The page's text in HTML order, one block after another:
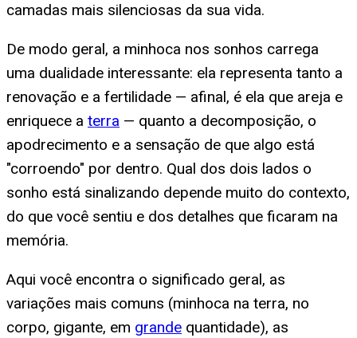
camadas mais silenciosas da sua vida.
De modo geral, a minhoca nos sonhos carrega
uma dualidade interessante: ela representa tanto a
renovação e a fertilidade — afinal, é ela que areja e
enriquece a terra — quanto a decomposição, o
apodrecimento e a sensação de que algo está
"corroendo" por dentro. Qual dos dois lados o
sonho está sinalizando depende muito do contexto,
do que você sentiu e dos detalhes que ficaram na
memória.
Aqui você encontra o significado geral, as
variações mais comuns (minhoca na terra, no
corpo, gigante, em grande quantidade), as